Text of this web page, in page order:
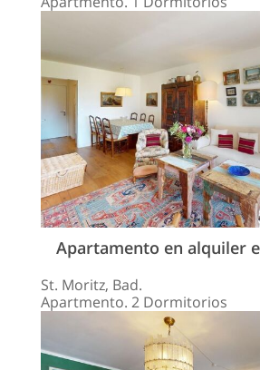
Apartamento en alquiler
St. Moritz, Bad.
Apartmento. 2 Dormitorios